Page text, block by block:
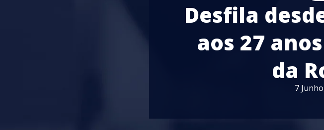
Desfila
aos 27
da
7